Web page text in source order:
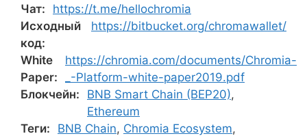
Чат:
https://t.me/hellochromia
Исходный
код:
https://bitbucket.org/chromawallet/
White
Paper:
https://chromia.com/documents/Chromia-
_-Platform-white-paper2019.pdf
Блокчейн:
BNB Smart Chain (BEP20),
Ethereum
Теги:
BNB Chain, Chromia Ecosystem,